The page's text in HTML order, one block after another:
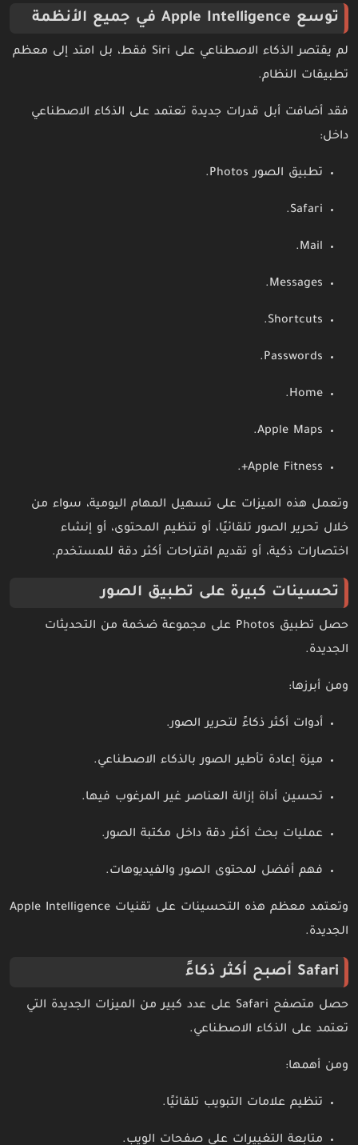
توسع Apple Intelligence في جميع الأنظمة
لم يقتصر الذكاء الاصطناعي على Siri فقط، بل امتد إلى معظم
تطبيقات النظام.
فقد أضافت أبل قدرات جديدة تعتمد على الذكاء الاصطناعي
داخل:
تطبيق الصور Photos.
Safari.
Mail.
Messages.
Shortcuts.
Passwords.
Home.
Apple Maps.
Apple Fitness+.
وتعمل هذه الميزات على تسهيل المهام اليومية، سواء من
خلال تحرير الصور تلقائيًا، أو تنظيم المحتوى، أو إنشاء
اختصارات ذكية، أو تقديم اقتراحات أكثر دقة للمستخدم.
تحسينات كبيرة على تطبيق الصور
حصل تطبيق Photos على مجموعة ضخمة من التحديثات
الجديدة.
ومن أبرزها:
أدوات أكثر ذكاءً لتحرير الصور.
ميزة إعادة تأطير الصور بالذكاء الاصطناعي.
تحسين أداة إزالة العناصر غير المرغوب فيها.
عمليات بحث أكثر دقة داخل مكتبة الصور.
فهم أفضل لمحتوى الصور والفيديوهات.
وتعتمد معظم هذه التحسينات على تقنيات Apple Intelligence
الجديدة.
Safari أصبح أكثر ذكاءً
حصل متصفح Safari على عدد كبير من الميزات الجديدة التي
تعتمد على الذكاء الاصطناعي.
ومن أهمها:
تنظيم علامات التبويب تلقائيًا.
متابعة التغييرات على صفحات الويب.